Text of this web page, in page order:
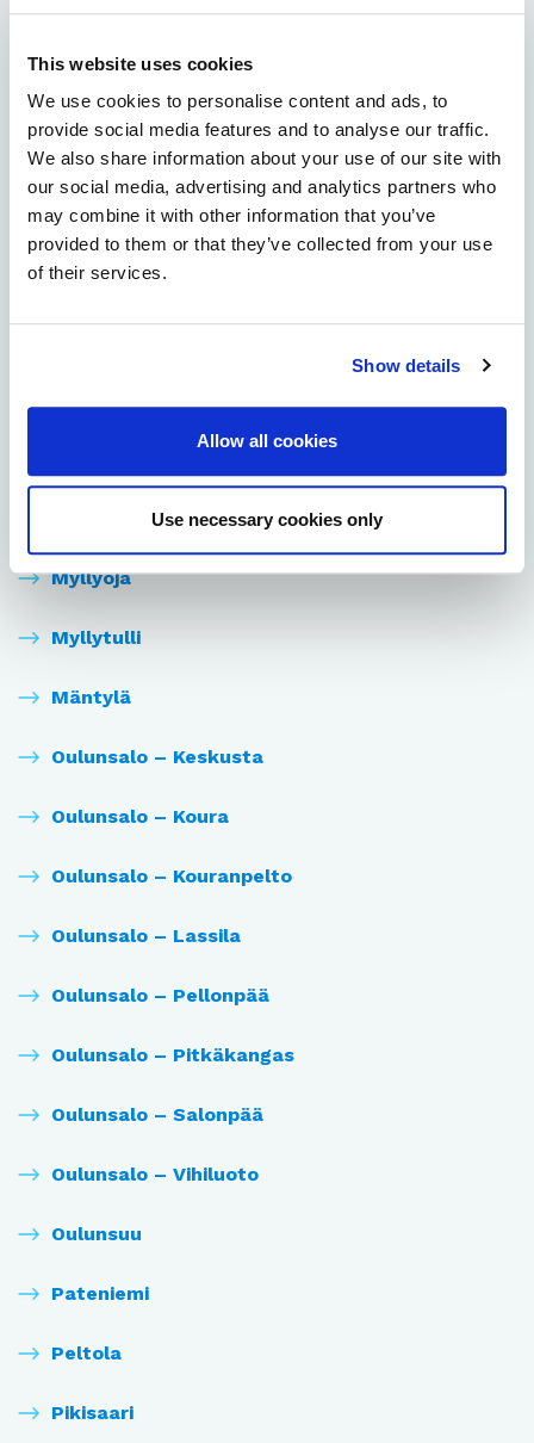
This website uses cookies
We use cookies to personalise content and ads, to
provide social media features and to analyse our traffic.
We also share information about your use of our site with
our social media, advertising and analytics partners who
may combine it with other information that you’ve
provided to them or that they’ve collected from your use
of their services.
Show details
Allow all cookies
Use necessary cookies only
Knuutilankangas
Koskela
Kuivasjärvi
Kuivasranta
Myllyoja
Myllytulli
Mäntylä
Oulunsalo – Keskusta
Oulunsalo – Koura
Oulunsalo – Kouranpelto
Oulunsalo – Lassila
Oulunsalo – Pellonpää
Oulunsalo – Pitkäkangas
Oulunsalo – Salonpää
Oulunsalo – Vihiluoto
Oulunsuu
Pateniemi
Peltola
Pikisaari